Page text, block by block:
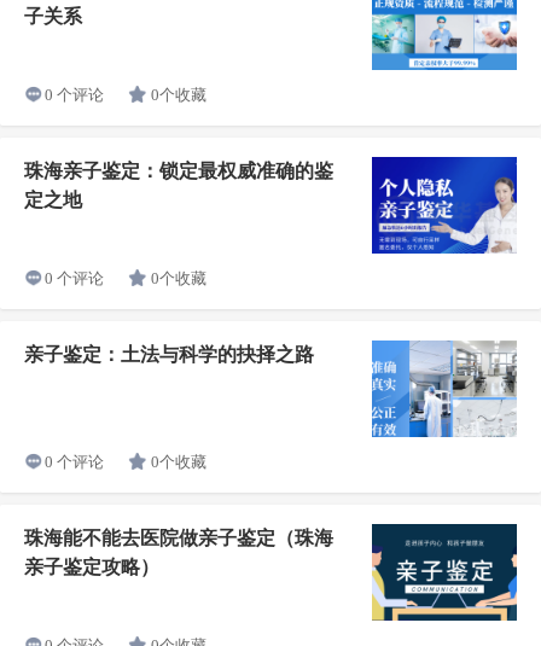
子关系
0 个评论 0个收藏
珠海亲子鉴定：锁定最权威准确的鉴
定之地
0 个评论 0个收藏
亲子鉴定：土法与科学的抉择之路
0 个评论 0个收藏
珠海能不能去医院做亲子鉴定（珠海
亲子鉴定攻略）